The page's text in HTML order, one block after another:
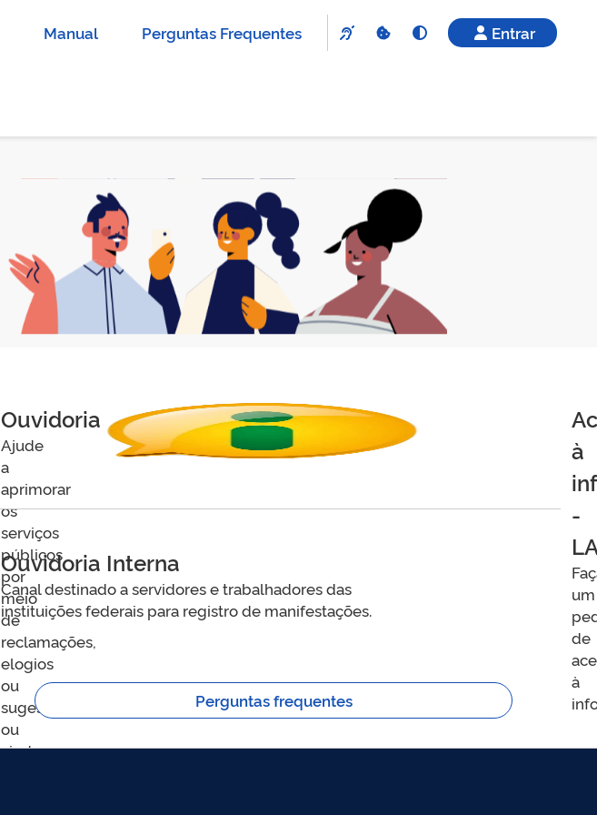
Manual Perguntas Frequentes Entrar
Ouvidoria
Ajude
a
aprimorar
os
serviços
públicos
por
meio
de
reclamações,
elogios
ou
sugestões,
ou
ainda,
à
-
um
de
à
Ouvidoria Interna
Canal destinado a servidores e trabalhadores das
instituições federais para registro de manifestações.
Perguntas frequentes